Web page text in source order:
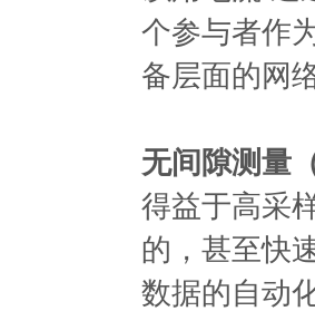
个参与者作
备层⾯的⽹
⽆间隙测量
得益于高采
的，甚⾄快
数据的⾃动